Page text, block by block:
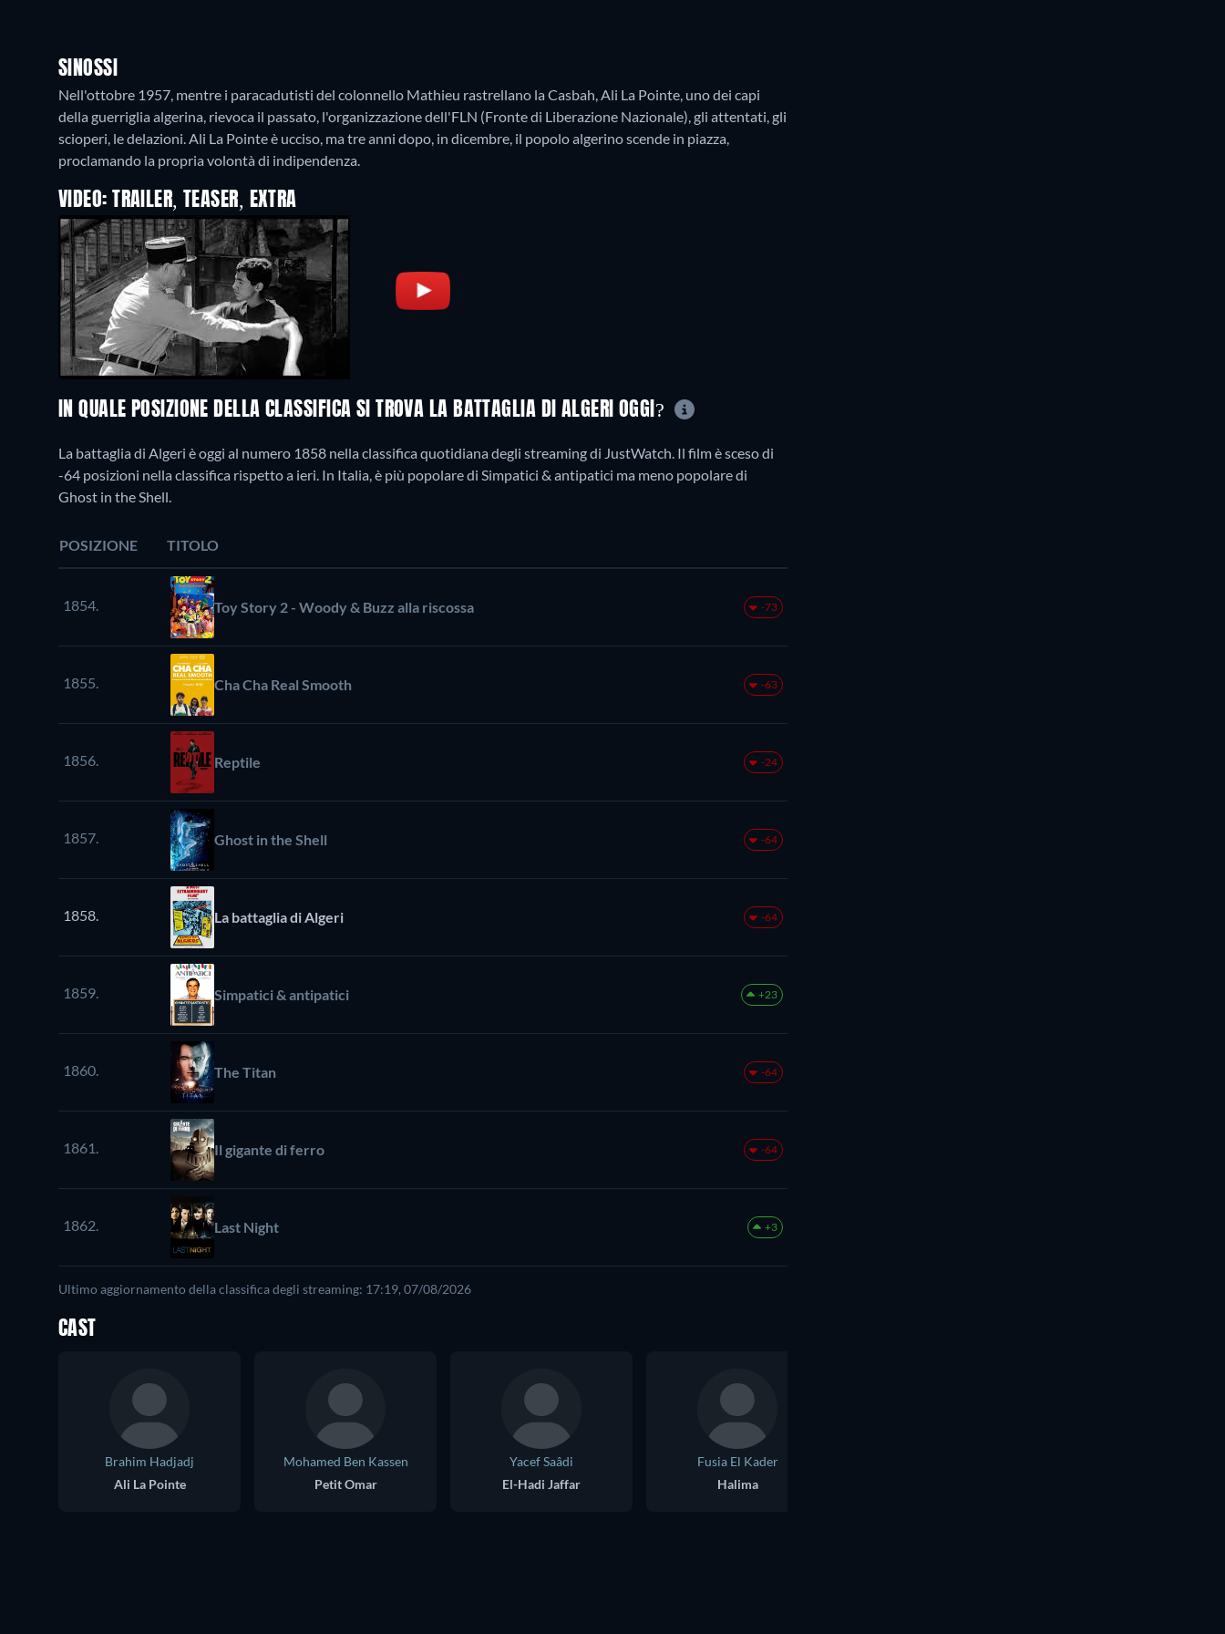
SINOSSI
Nell'ottobre 1957, mentre i paracadutisti del colonnello Mathieu rastrellano la Casbah, Ali La Pointe, uno dei capi
della guerriglia algerina, rievoca il passato, l'organizzazione dell'FLN (Fronte di Liberazione Nazionale), gli attentati, gli
scioperi, le delazioni. Ali La Pointe è ucciso, ma tre anni dopo, in dicembre, il popolo algerino scende in piazza,
proclamando la propria volontà di indipendenza.
VIDEO: TRAILER, TEASER, EXTRA
IN QUALE POSIZIONE DELLA CLASSIFICA SI TROVA LA BATTAGLIA DI ALGERI OGGI?
La battaglia di Algeri è oggi al numero 1858 nella classifica quotidiana degli streaming di JustWatch. Il film è sceso di
-64 posizioni nella classifica rispetto a ieri. In Italia, è più popolare di Simpatici & antipatici ma meno popolare di
Ghost in the Shell.
POSIZIONE TITOLO
1854. Toy Story 2 - Woody & Buzz alla riscossa -73
1855. Cha Cha Real Smooth -63
1856. Reptile -24
1857. Ghost in the Shell -64
1858. La battaglia di Algeri -64
1859. Simpatici & antipatici +23
1860. The Titan -64
1861. Il gigante di ferro -64
1862. Last Night +3
Ultimo aggiornamento della classifica degli streaming: 17:19, 07/08/2026
CAST
Brahim Hadjadj
Ali La Pointe
Mohamed Ben Kassen
Petit Omar
Yacef Saâdi
El-Hadi Jaffar
Fusia El Kader
Halima